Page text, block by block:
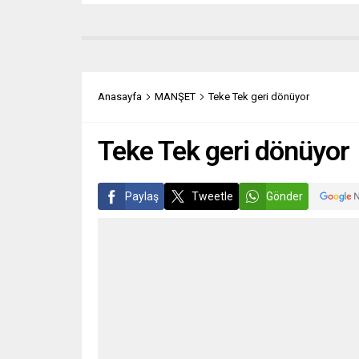
Anasayfa MANŞET Teke Tek geri dönüyor
Teke Tek geri dönüyor
Paylaş Tweetle Gönder